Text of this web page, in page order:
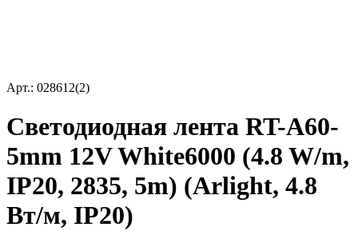
Арт.: 028612(2)
Светодиодная лента RT-A60-
5mm 12V White6000 (4.8 W/m,
IP20, 2835, 5m) (Arlight, 4.8
Вт/м, IP20)